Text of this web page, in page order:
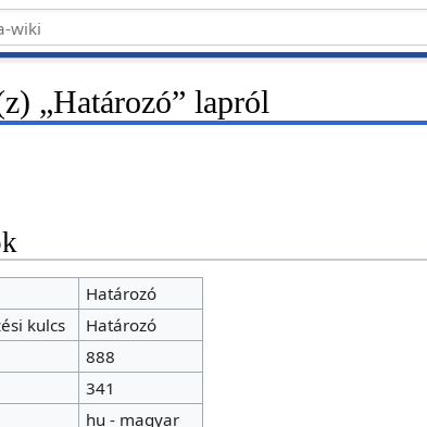
„Határozó” lapról
Határozó
kulcs
Határozó
888
341
hu - magyar